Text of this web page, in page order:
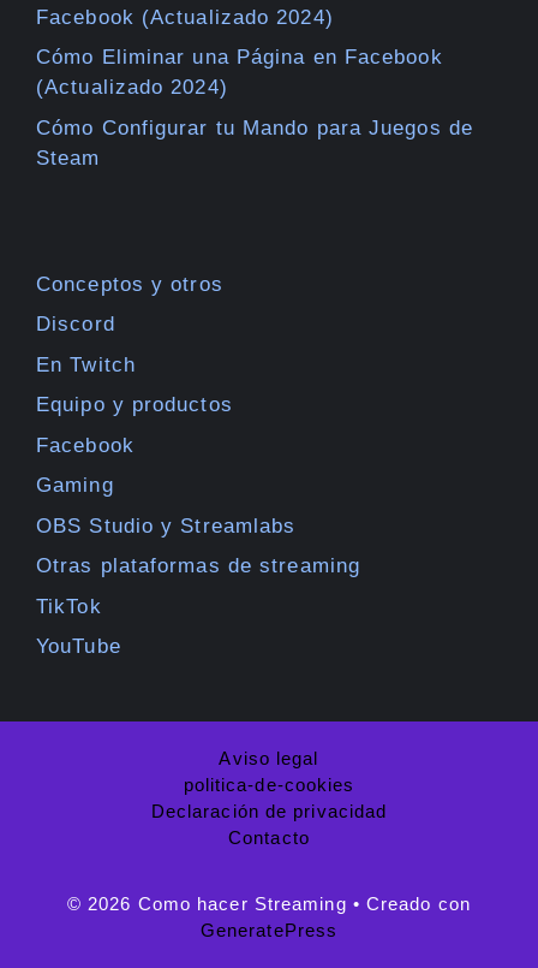
Facebook (Actualizado 2024)
Cómo Eliminar una Página en Facebook
(Actualizado 2024)
Cómo Configurar tu Mando para Juegos de
Steam
Conceptos y otros
Discord
En Twitch
Equipo y productos
Facebook
Gaming
OBS Studio y Streamlabs
Otras plataformas de streaming
TikTok
YouTube
Aviso legal
politica-de-cookies
Declaración de privacidad
Contacto
© 2026 Como hacer Streaming • Creado con
GeneratePress